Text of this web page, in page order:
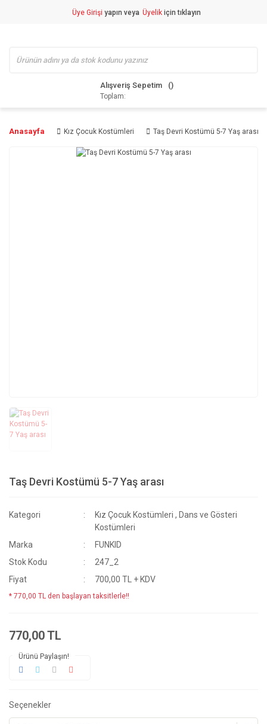
Üye Girişi yapın veya Üyelik için tıklayın
Alışveriş Sepetim
Toplam:
Anasayfa Kız Çocuk Kostümleri Taş Devri Kostümü 5-7 Yaş arası
Taş Devri Kostümü 5-7 Yaş arası
Kategori Kız Çocuk Kostümleri , Dans ve Gösteri
Kostümleri
Marka
FUNKID
Stok Kodu
247_2
Fiyat
700,00 TL + KDV
* 770,00 TL den başlayan taksitlerle!!
770,00 TL
Ürünü Paylaşın!
Seçenekler